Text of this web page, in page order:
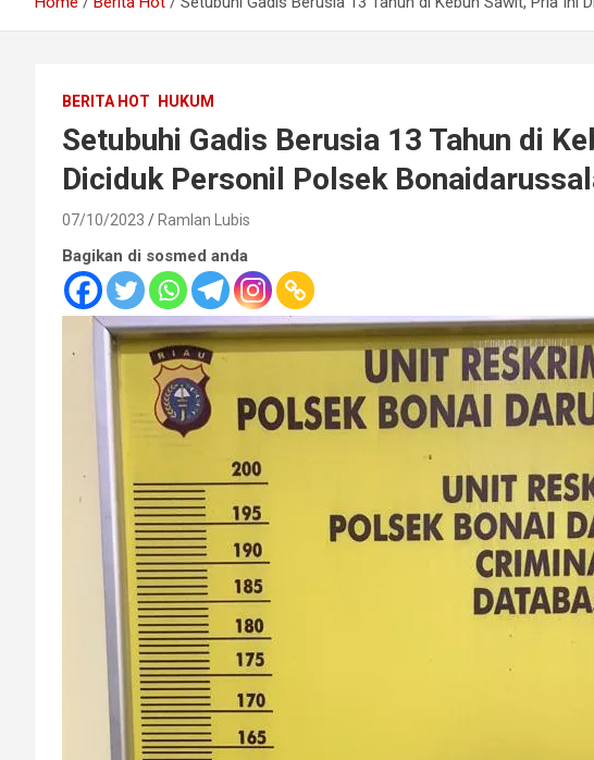
BERITA HOT HUKUM
Setubuhi Gadis Berusia 13 Tahun di
Diciduk Personil Polsek
07/10/2023 Ramlan Lubis
Bagikan di sosmed anda